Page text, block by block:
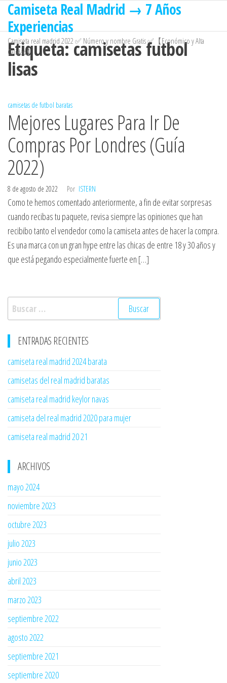
Saltar
contenido
Camiseta Real Madrid → 7 Años
Experiencias
Camiseta real madrid 2022 ✅ Número y nombre Gratis ✅【Económico y Alta
Calidad】
Etiqueta:camisetas futbol
lisas
camisetas de futbol baratas
Mejores Lugares Para Ir De
Compras Por Londres (Guía
2022)
8 de agosto de 2022 Por ISTERN
Como te hemos comentado anteriormente, a fin de evitar sorpresas
cuando recibas tu paquete, revisa siempre las opiniones que han
recibibo tanto el vendedor como la camiseta antes de hacer la compra.
Es una marca con un gran hype entre las chicas de entre 18 y 30 años y
que está pegando especialmente fuerte en […]
Buscar:
ENTRADAS RECIENTES
camiseta real madrid 2024 barata
camisetas del real madrid baratas
camiseta real madrid keylor navas
camiseta del real madrid 2020 para mujer
camiseta real madrid 20 21
ARCHIVOS
mayo 2024
noviembre 2023
octubre 2023
julio 2023
junio 2023
abril 2023
marzo 2023
septiembre 2022
agosto 2022
septiembre 2021
septiembre 2020